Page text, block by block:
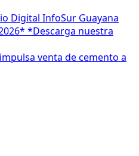
Digital InfoSur Guayana
*Descarga nuestra
venta de cemento a